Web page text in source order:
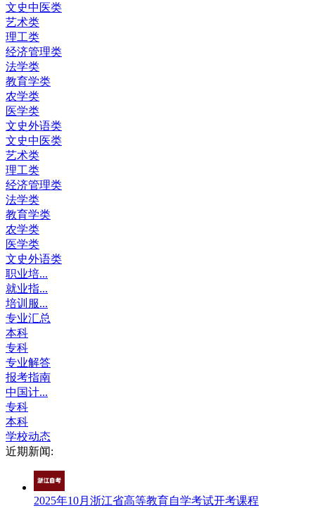
文史中医类
艺术类
理工类
经济管理类
法学类
教育学类
农学类
医学类
文史外语类
文史中医类
艺术类
理工类
经济管理类
法学类
教育学类
农学类
医学类
文史外语类
职业培...
就业指...
培训服...
专业汇总
本科
专科
专业解答
报考指南
中国计...
专科
本科
学校动态
近期新闻:
2025年10月浙江省高等教育自学考试开考课程